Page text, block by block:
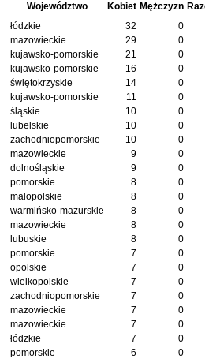
Województwo Kobiet Mężczyzn
łódzkie 32
0
mazowieckie 29
0
kujawsko-pomorskie 21
0
kujawsko-pomorskie 16
0
świętokrzyskie 14
0
kujawsko-pomorskie 11
0
śląskie 10
0
lubelskie 10
0
zachodniopomorskie 10
0
mazowieckie 9
0
dolnośląskie 9
0
pomorskie 8
0
małopolskie 8
0
warmińsko-mazurskie 8
0
mazowieckie 8
0
lubuskie 8
0
pomorskie 7
0
opolskie 7
0
wielkopolskie 7
0
zachodniopomorskie 7
0
mazowieckie 7
0
mazowieckie 7
0
łódzkie 7
0
pomorskie 6
0